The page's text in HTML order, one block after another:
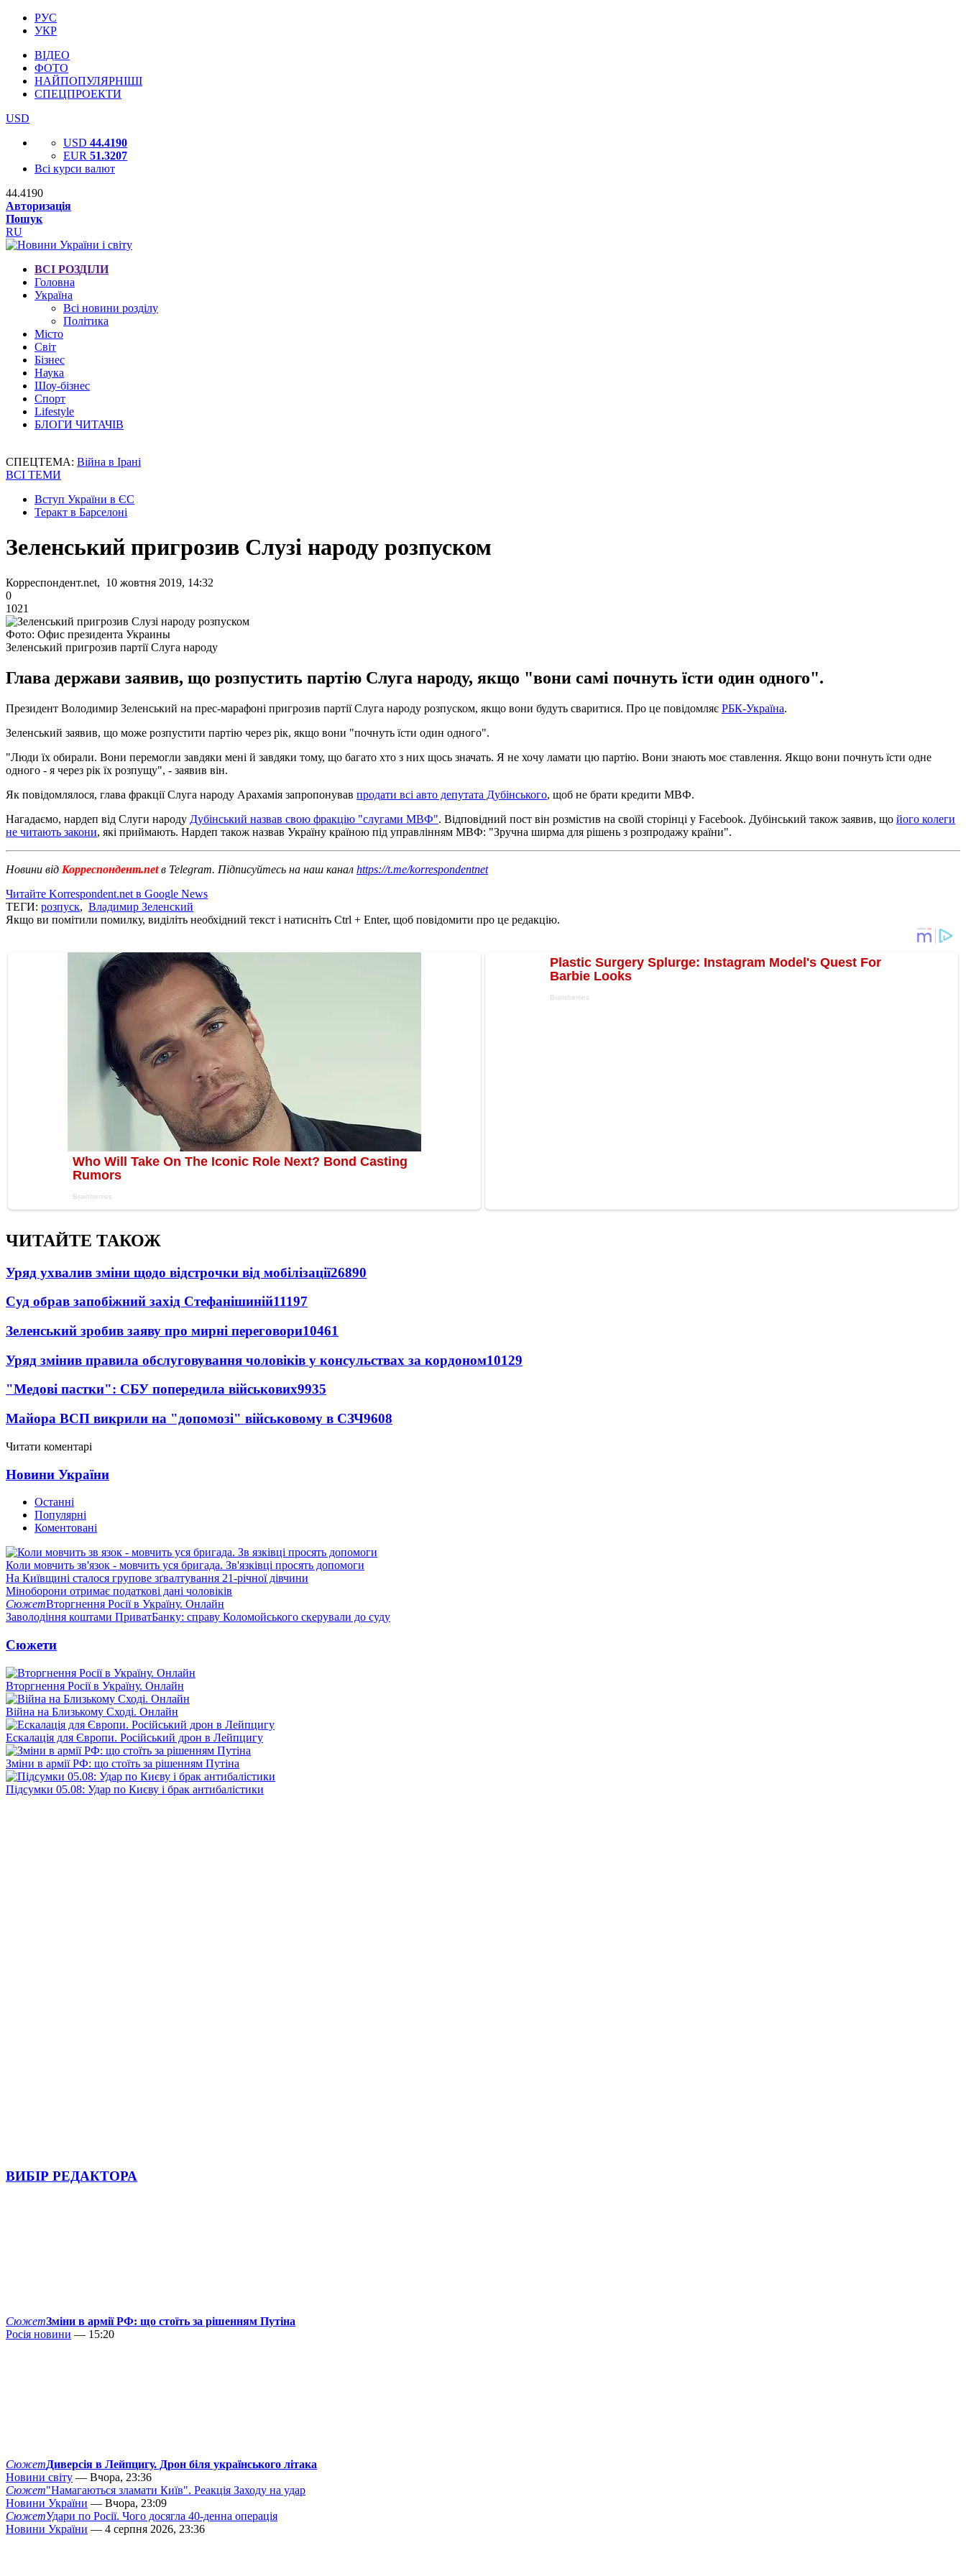
РУС
УКР
ВІДЕО
ФОТО
НАЙПОПУЛЯРНІШІ
СПЕЦПРОЕКТИ
USD
USD 44.4190
EUR 51.3207
Всі курси валют
44.4190
Авторизація
Пошук
RU
ВСІ РОЗДІЛИ
Головна
Україна
Всі новини розділу
Політика
Місто
Світ
Бізнес
Наука
Шоу-бізнес
Спорт
Lifestyle
БЛОГИ ЧИТАЧІВ
СПЕЦТЕМА: Війна в Ірані
ВСІ ТЕМИ
Вступ України в ЄС
Теракт в Барселоні
Зеленський пригрозив Слузі народу розпуском
Корреспондент.net, 10 жовтня 2019, 14:32
0
1021
Фото: Офис президента Украины
Зеленський пригрозив партії Слуга народу
Глава держави заявив, що розпустить партію Слуга народу, якщо "вони самі почнуть їсти один одного".
Президент Володимир Зеленський на прес-марафоні пригрозив партії Слуга народу розпуском, якщо вони будуть сваритися. Про це повідомляє РБК-Україна.
Зеленський заявив, що може розпустити партію через рік, якщо вони "почнуть їсти один одного".
"Люди їх обирали. Вони перемогли завдяки мені й завдяки тому, що багато хто з них щось значать. Я не хочу ламати цю партію. ​​Вони знають моє ставлення. Якщо вони почнуть їсти одне
одного - я через рік їх розпущу", - заявив він.
Як повідомлялося, глава фракції Слуга народу Арахамія запропонував продати всі авто депутата Дубінського, щоб не брати кредити МВФ.
Нагадаємо, нардеп від Слуги народу Дубінський назвав свою фракцію "слугами МВФ". Відповідний пост він розмістив на своїй сторінці у Facebook. Дубінський також заявив, що його колеги
не читають закони, які приймають. Нардеп також назвав Україну країною під управлінням МВФ: "Зручна ширма для рішень з розпродажу країни".
Новини від Корреспондент.netв Telegram. Підписуйтесь на наш канал https://t.me/korrespondentnet
Читайте Korrespondent.net в Google News
ТЕГИ: розпуск, Владимир Зеленский
Якщо ви помітили помилку, виділіть необхідний текст і натисніть Ctrl + Enter, щоб повідомити про це редакцію.
ЧИТАЙТЕ ТАКОЖ
Уряд ухвалив зміни щодо відстрочки від мобілізації26890
Суд обрав запобіжний захід Стефанішиній11197
Зеленський зробив заяву про мирні переговори10461
Уряд змінив правила обслуговування чоловіків у консульствах за кордоном10129
"Медові пастки": СБУ попередила військових9935
Майора ВСП викрили на "допомозі" військовому в СЗЧ9608
Читати коментарі
Новини України
Останні
Популярні
Коментовані
Коли мовчить зв'язок - мовчить уся бригада. Зв'язківці просять допомоги
На Київщині сталося групове зґвалтування 21-річної дівчини
Міноборони отримає податкові дані чоловіків
СюжетВторгнення Росії в Україну. Онлайн
Заволодіння коштами ПриватБанку: справу Коломойського скерували до суду
Сюжети
Вторгнення Росії в Україну. Онлайн
Війна на Близькому Сході. Онлайн
Ескалація для Європи. Російський дрон в Лейпцигу
Зміни в армії РФ: що стоїть за рішенням Путіна
Підсумки 05.08: Удар по Києву і брак антибалістики
ВИБІР РЕДАКТОРА
СюжетЗміни в армії РФ: що стоїть за рішенням Путіна
Росія новини — 15:20
СюжетДиверсія в Лейпцигу. Дрон біля українського літака
Новини світу — Вчора, 23:36
Сюжет"Намагаються зламати Київ". Реакція Заходу на удар
Новини України — Вчора, 23:09
СюжетУдари по Росії. Чого досягла 40-денна операція
Новини України — 4 серпня 2026, 23:36